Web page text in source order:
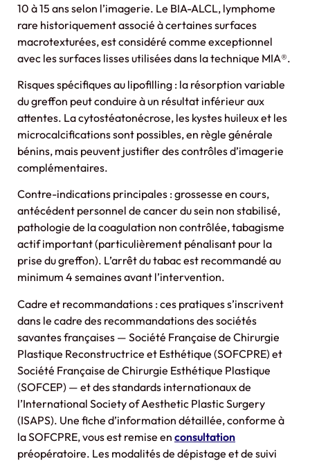
10 à 15 ans selon l’imagerie. Le BIA-ALCL, lymphome
rare historiquement associé à certaines surfaces
macrotexturées, est considéré comme exceptionnel
avec les surfaces lisses utilisées dans la technique MIA®.
Risques spécifiques au lipofilling : la résorption variable
du greffon peut conduire à un résultat inférieur aux
attentes. La cytostéatonécrose, les kystes huileux et les
microcalcifications sont possibles, en règle générale
bénins, mais peuvent justifier des contrôles d’imagerie
complémentaires.
Contre-indications principales : grossesse en cours,
antécédent personnel de cancer du sein non stabilisé,
pathologie de la coagulation non contrôlée, tabagisme
actif important (particulièrement pénalisant pour la
prise du greffon). L’arrêt du tabac est recommandé au
minimum 4 semaines avant l’intervention.
Cadre et recommandations : ces pratiques s’inscrivent
dans le cadre des recommandations des sociétés
savantes françaises — Société Française de Chirurgie
Plastique Reconstructrice et Esthétique (SOFCPRE) et
Société Française de Chirurgie Esthétique Plastique
(SOFCEP) — et des standards internationaux de
l’International Society of Aesthetic Plastic Surgery
(ISAPS). Une fiche d’information détaillée, conforme à
la SOFCPRE, vous est remise en consultation
préopératoire. Les modalités de dépistage et de suivi